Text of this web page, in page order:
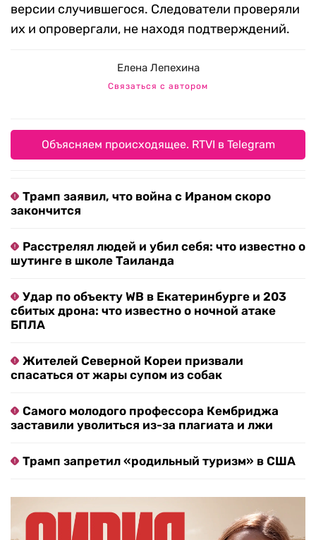
версии случившегося. Следователи проверяли
их и опровергали, не находя подтверждений.
Елена Лепехина
Связаться с автором
Объясняем происходящее. RTVI в Telegram
Трамп заявил, что война с Ираном скоро
закончится
Расстрелял людей и убил себя: что известно о
шутинге в школе Таиланда
Удар по объекту WB в Екатеринбурге и 203
сбитых дрона: что известно о ночной атаке
БПЛА
Жителей Северной Кореи призвали
спасаться от жары супом из собак
Самого молодого профессора Кембриджа
заставили уволиться из-за плагиата и лжи
Трамп запретил «родильный туризм» в США